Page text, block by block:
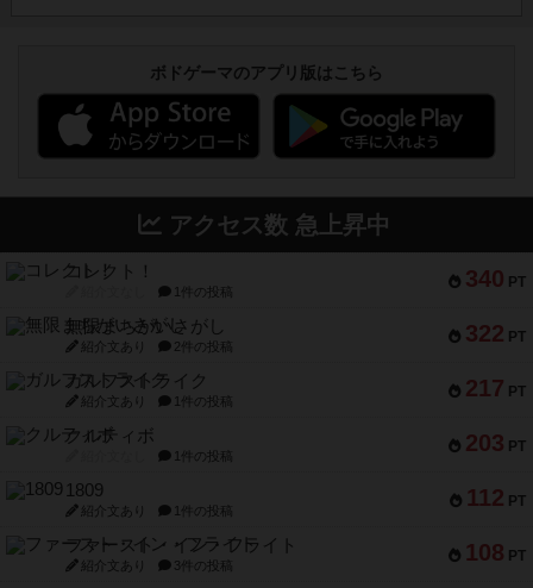
ボドゲーマのアプリ版はこちら
アクセス数 急上昇中
340 PT
コレクト！
1件の投稿
322 PT
無限まちがいさがし
紹介文あり 2件の投稿
217 PT
ガルフストライク
紹介文あり 1件の投稿
203 PT
クルティボ
1件の投稿
112 PT
1809
紹介文あり 1件の投稿
108 PT
ファースト・イン・フライト
紹介文あり 3件の投稿